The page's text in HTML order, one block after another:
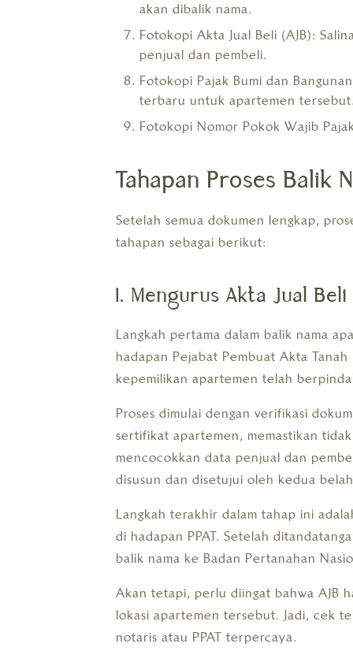
akan dibalik nama.
Fotokopi Akta Jual Beli (AJB):
penjual dan pembeli.
Fotokopi Pajak Bumi dan
terbaru untuk apartemen
Fotokopi Nomor Pokok Wajib
Tahapan Proses Balik
Setelah semua dokumen lengkap,
tahapan sebagai berikut:
1. Mengurus Akta Jual Beli
Langkah pertama dalam balik nama
hadapan Pejabat Pembuat Akta
kepemilikan apartemen telah
Proses dimulai dengan verifikasi
sertifikat apartemen, memastikan
mencocokkan data penjual dan
disusun dan disetujui oleh kedua
Langkah terakhir dalam tahap ini
di hadapan PPAT. Setelah
balik nama ke Badan Pertanahan
Akan tetapi, perlu diingat bahwa AJB
lokasi apartemen tersebut. Jadi, cek
notaris atau PPAT terpercaya.